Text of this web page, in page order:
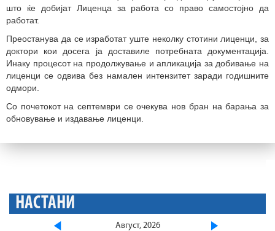
што ќе добијат Лиценца за работа со право самостојно да
работат.
Преостанува да се изработат уште неколку стотини лиценци, за
доктори кои досега ја доставиле потребната документација.
Инаку процесот на продолжување и апликација за добивање на
лиценци се одвива без намален интензитет заради годишните
одмори.
Со почетокот на септември се очекува нов бран на барања за
обновување и издавање лиценци.
НАСТАНИ
Август, 2026